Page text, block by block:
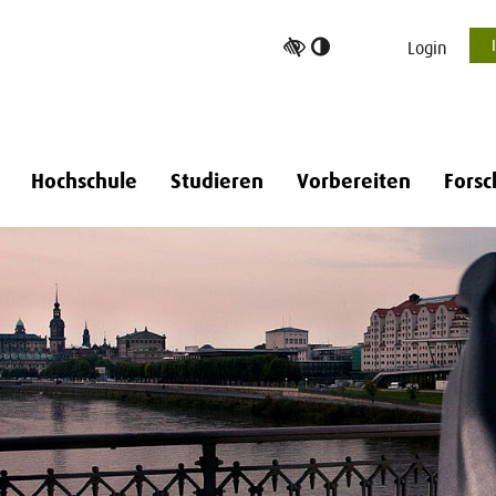
Login
Hochschule Studieren Vorbereiten